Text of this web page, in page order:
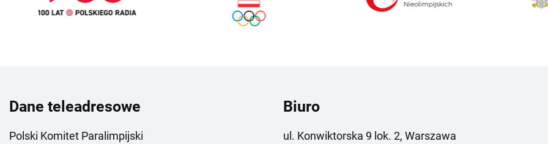
Dane teleadresowe
Polski Komitet Paralimpijski
Biuro
ul. Konwiktorska 9 lok. 2, Warszawa